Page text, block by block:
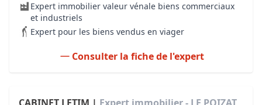
Expert immobilier valeur vénale biens commerciaux
et industriels
Expert pour les biens vendus en viager
Consulter la fiche de l'expert